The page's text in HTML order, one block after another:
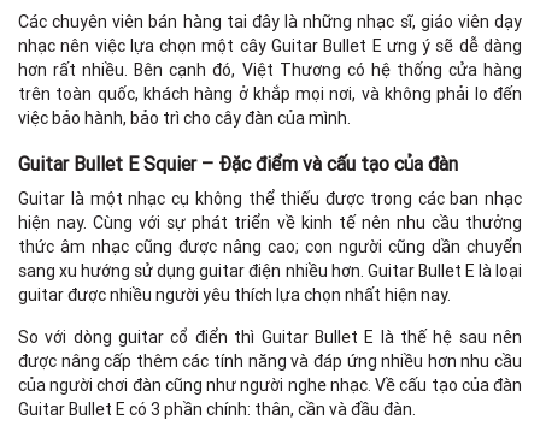
Các chuyên viên bán hàng tai đây là những nhạc sĩ, giáo viên dạy
nhạc nên việc lựa chọn một cây Guitar Bullet E ưng ý sẽ dễ dàng
hơn rất nhiều. Bên cạnh đó, Việt Thương có hệ thống cửa hàng
trên toàn quốc, khách hàng ở khắp mọi nơi, và không phải lo đến
việc bảo hành, bảo trì cho cây đàn của mình.
Guitar Bullet E Squier – Đặc điểm và cấu tạo của đàn
Guitar là một nhạc cụ không thể thiếu được trong các ban nhạc
hiện nay. Cùng với sự phát triển về kinh tế nên nhu cầu thưởng
thức âm nhạc cũng được nâng cao; con người cũng dần chuyển
sang xu hướng sử dụng guitar điện nhiều hơn. Guitar Bullet E là loại
guitar được nhiều người yêu thích lựa chọn nhất hiện nay.
So với dòng guitar cổ điển thì Guitar Bullet E là thế hệ sau nên
được nâng cấp thêm các tính năng và đáp ứng nhiều hơn nhu cầu
của người chơi đàn cũng như người nghe nhạc. Về cấu tạo của đàn
Guitar Bullet E có 3 phần chính: thân, cần và đầu đàn.